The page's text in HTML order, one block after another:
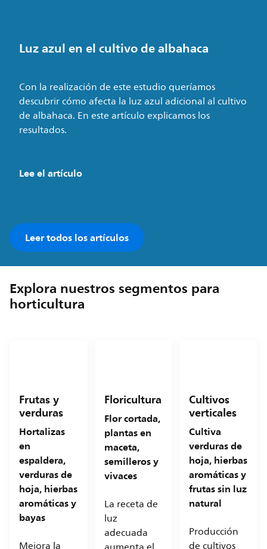
Luz azul en el cultivo de albahaca
Con la realización de este estudio queríamos
descubrir cómo afecta la luz azul adicional al cultivo
de albahaca. En este artículo explicamos los
resultados.
Lee el artículo
Leer todos los artículos
Explora nuestros segmentos para
horticultura
Frutas y
verduras
Hortalizas
en
espaldera,
verduras de
hoja, hierbas
aromáticas y
bayas
Floricultura
Flor cortada,
plantas en
maceta,
semilleros y
vivaces
La receta de
luz
adecuada
Cultivos
verticales
Cultiva
verduras de
hoja, hierbas
aromáticas y
frutas sin luz
natural
Producción